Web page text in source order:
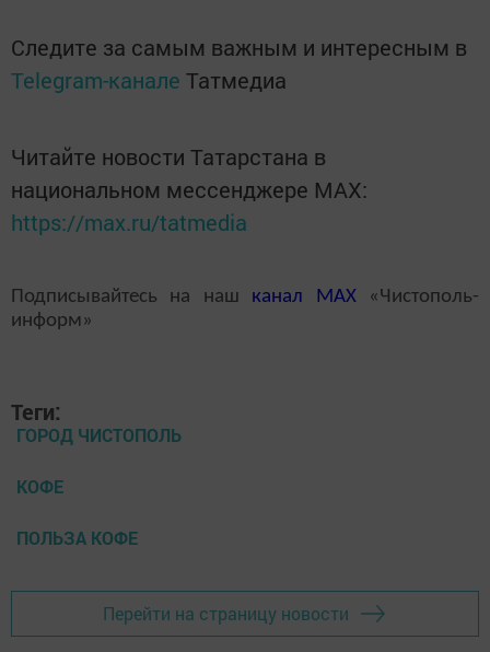
Следите за самым важным и интересным в
Telegram-канале Татмедиа
Читайте новости Татарстана в
национальном мессенджере MАХ:
https://max.ru/tatmedia
Подписывайтесь на наш канал MAX«Чистополь-
информ»
Теги:
ГОРОД ЧИСТОПОЛЬ
КОФЕ
ПОЛЬЗА КОФЕ
Перейти на страницу новости